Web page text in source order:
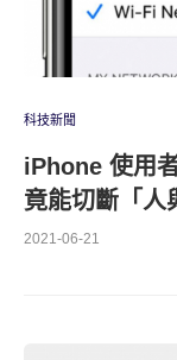
科技新聞
iPhone 使用
竟能切斷「人
2021-06-21